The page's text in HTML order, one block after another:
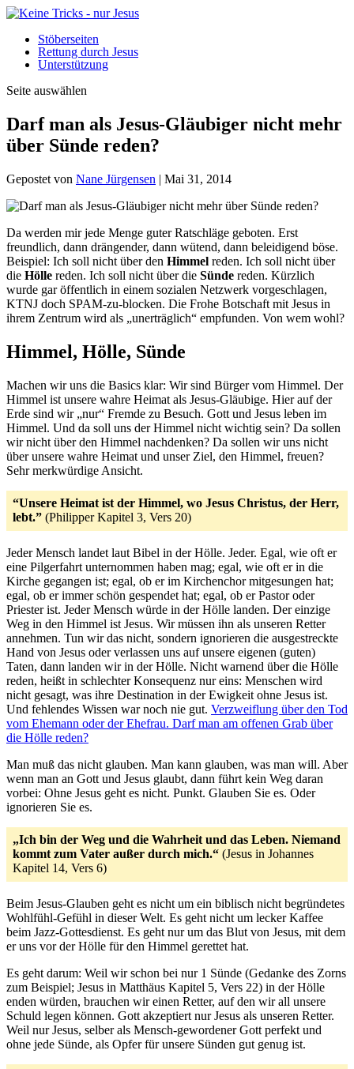
Stöberseiten
Rettung durch Jesus
Unterstützung
Seite auswählen
Darf man als Jesus-Gläubiger nicht mehr
über Sünde reden?
Gepostet von Nane Jürgensen | Mai 31, 2014
Da werden mir jede Menge guter Ratschläge geboten. Erst
freundlich, dann drängender, dann wütend, dann beleidigend böse.
Beispiel: Ich soll nicht über den Himmel reden. Ich soll nicht über
die Hölle reden. Ich soll nicht über die Sünde reden. Kürzlich
wurde gar öffentlich in einem sozialen Netzwerk vorgeschlagen,
KTNJ doch SPAM-zu-blocken. Die Frohe Botschaft mit Jesus in
ihrem Zentrum wird als „unerträglich“ empfunden. Von wem wohl?
Himmel, Hölle, Sünde
Machen wir uns die Basics klar: Wir sind Bürger vom Himmel. Der
Himmel ist unsere wahre Heimat als Jesus-Gläubige. Hier auf der
Erde sind wir „nur“ Fremde zu Besuch. Gott und Jesus leben im
Himmel. Und da soll uns der Himmel nicht wichtig sein? Da sollen
wir nicht über den Himmel nachdenken? Da sollen wir uns nicht
über unsere wahre Heimat und unser Ziel, den Himmel, freuen?
Sehr merkwürdige Ansicht.
“Unsere Heimat ist der Himmel, wo Jesus Christus, der Herr,
lebt.”(Philipper Kapitel 3, Vers 20)
Jeder Mensch landet laut Bibel in der Hölle. Jeder. Egal, wie oft er
eine Pilgerfahrt unternommen haben mag; egal, wie oft er in die
Kirche gegangen ist; egal, ob er im Kirchenchor mitgesungen hat;
egal, ob er immer schön gespendet hat; egal, ob er Pastor oder
Priester ist. Jeder Mensch würde in der Hölle landen. Der einzige
Weg in den Himmel ist Jesus. Wir müssen ihn als unseren Retter
annehmen. Tun wir das nicht, sondern ignorieren die ausgestreckte
Hand von Jesus oder verlassen uns auf unsere eigenen (guten)
Taten, dann landen wir in der Hölle. Nicht warnend über die Hölle
reden, heißt in schlechter Konsequenz nur eins: Menschen wird
nicht gesagt, was ihre Destination in der Ewigkeit ohne Jesus ist.
Und fehlendes Wissen war noch nie gut. Verzweiflung über den Tod
vom Ehemann oder der Ehefrau. Darf man am offenen Grab über
die Hölle reden?
Man muß das nicht glauben. Man kann glauben, was man will. Aber
wenn man an Gott und Jesus glaubt, dann führt kein Weg daran
vorbei: Ohne Jesus geht es nicht. Punkt. Glauben Sie es. Oder
ignorieren Sie es.
„Ich bin der Weg und die Wahrheit und das Leben. Niemand
kommt zum Vater außer durch mich.“(Jesus in Johannes
Kapitel 14, Vers 6)
Beim Jesus-Glauben geht es nicht um ein biblisch nicht begründetes
Wohlfühl-Gefühl in dieser Welt. Es geht nicht um lecker Kaffee
beim Jazz-Gottesdienst. Es geht nur um das Blut von Jesus, mit dem
er uns vor der Hölle für den Himmel gerettet hat.
Es geht darum: Weil wir schon bei nur 1 Sünde (Gedanke des Zorns
zum Beispiel; Jesus in Matthäus Kapitel 5, Vers 22) in der Hölle
enden würden, brauchen wir einen Retter, auf den wir all unsere
Schuld legen können. Gott akzeptiert nur Jesus als unseren Retter.
Weil nur Jesus, selber als Mensch-gewordener Gott perfekt und
ohne jede Sünde, als Opfer für unsere Sünden gut genug ist.